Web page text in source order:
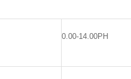
0.00-14.00PH